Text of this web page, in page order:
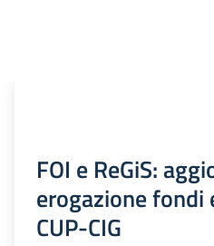
FOI e ReGiS:
erogazione fondi
CUP-CIG